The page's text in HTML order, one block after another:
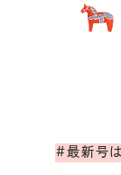
#最新号は